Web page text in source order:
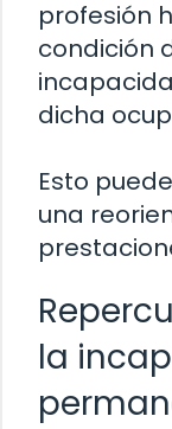
profesión
condición
dicha
Esto
una
la